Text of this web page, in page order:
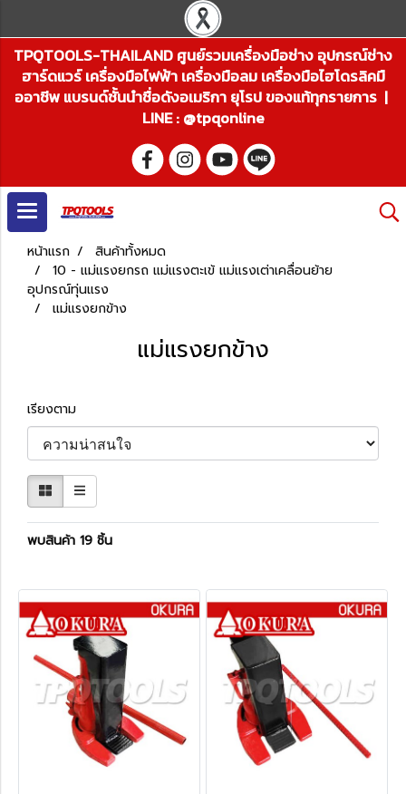
TPQTOOLS-THAILAND ศูนย์รวมเครื่องมือช่าง อุปกรณ์ช่าง
ฮาร์ดแวร์ เครื่องมือไฟฟ้า เครื่องมือลม เครื่องมือไฮโดรลิคมื
ออาชีพ แบรนด์ชั้นนำชื่อดังอเมริกา ยุโรป ของแท้ทุกรายการ |
LINE : @tpqonline
หน้าแรก
สินค้าทั้งหมด
10 - แม่แรงยกรถ แม่แรงตะเข้ แม่แรงเต่าเคลื่อนย้าย
อุปกรณ์ทุ่นแรง
แม่แรงยกข้าง
แม่แรงยกข้าง
เรียงตาม
พบสินค้า 19 ชิ้น